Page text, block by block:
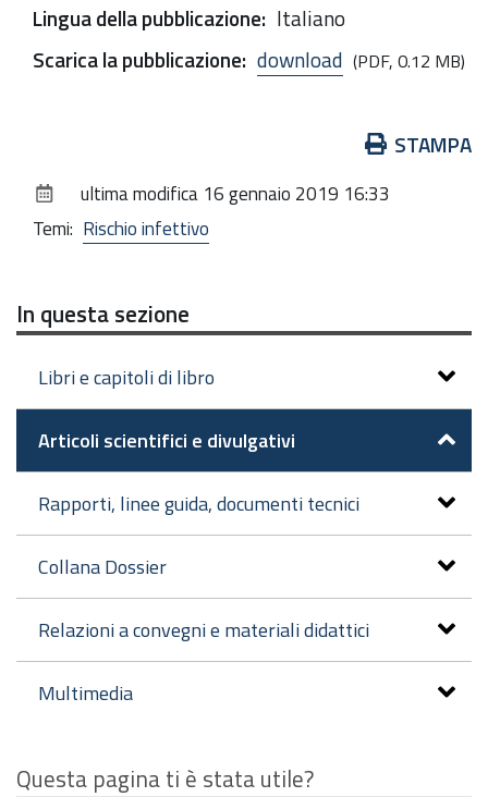
Lingua della pubblicazione: Italiano
Scarica la pubblicazione: download (PDF, 0.12 MB)
documento
STAMPA
ultima modifica 16 gennaio 2019 16:33
Temi: Rischio infettivo
In questa sezione
Libri e capitoli di libro
Articoli scientifici e divulgativi
Rapporti, linee guida, documenti tecnici
Collana Dossier
Relazioni a convegni e materiali didattici
Multimedia
Questa pagina ti è stata utile?